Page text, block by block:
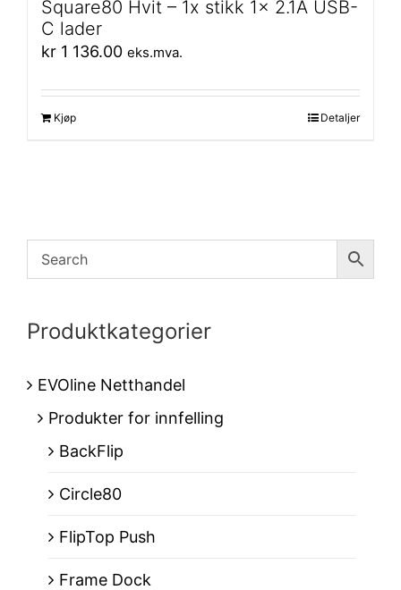
Square80 Hvit – 1x stikk 1x 2.1A USB-
C lader
kr 1 136.00 eks.mva.
Kjøp Detaljer
Produktkategorier
EVOline Netthandel
Produkter for innfelling
BackFlip
Circle80
FlipTop Push
Frame Dock